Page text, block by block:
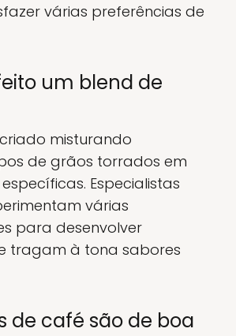
várias preferências de
um blend de
misturando
de grãos torrados em
Especialistas
várias
para desenvolver
tragam à tona sabores
de café são de boa